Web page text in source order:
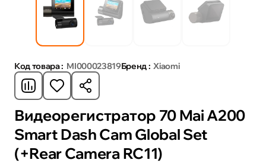
Код товара : MI000023819Бренд : Xiaomi
Видеорегистратор 70 Mai A200
Smart Dash Cam Global Set
(+Rear Camera RC11)